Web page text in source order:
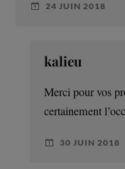
24 JUIN 2018
kalieu
Merci pour vos
certainement
30 JUIN 2018